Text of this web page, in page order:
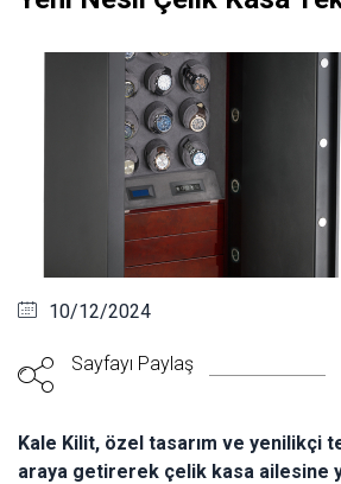
10/12/2024
Sayfayı Paylaş
Kale Kilit, özel tasarım ve yenilikçi
araya getirerek çelik kasa ailesine